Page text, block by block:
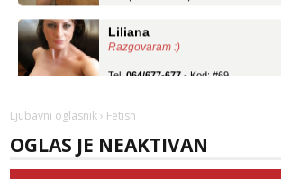
Razgovaram :)
tel:0,93€ - mob:1,12€ min
Razgovaram :)
Tel:064/677-677- Kod: #135
Ljubavni oglasnik › Fetish
OGLAS JE NEAKTIVAN